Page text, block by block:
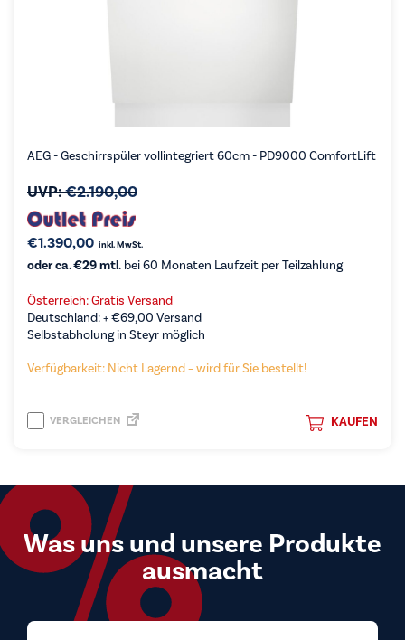
AEG - Geschirrspüler vollintegriert 60cm - PD9000 ComfortLift
UVP:€2.190,00
€1.390,00 inkl. MwSt.
oder ca. €29 mtl. bei 60 Monaten Laufzeit per Teilzahlung
Österreich: Gratis Versand
Deutschland: +€69,00 Versand
Selbstabholung in Steyr möglich
Verfügbarkeit: Nicht Lagernd – wird für Sie bestellt!
KAUFEN
VERGLEICHEN
Was uns und unsere Produkte
ausmacht